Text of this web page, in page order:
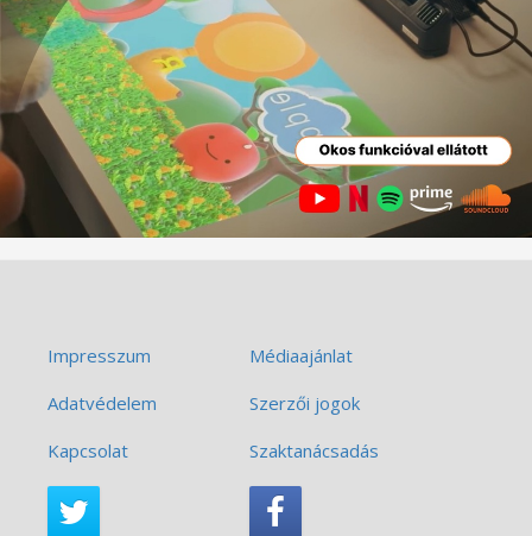
Impresszum
Médiaajánlat
Adatvédelem
Szerzői jogok
Kapcsolat
Szaktanácsadás